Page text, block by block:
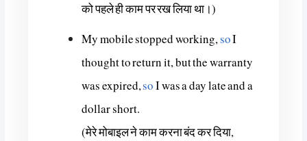
को पहले ही काम पर रख लिया था।)
My mobile stopped working,soI
thought to return it, but the warranty
was expired,soI was a day late and a
dollar short.
(मेरे मोबाइल ने काम करना बंद कर दिया,